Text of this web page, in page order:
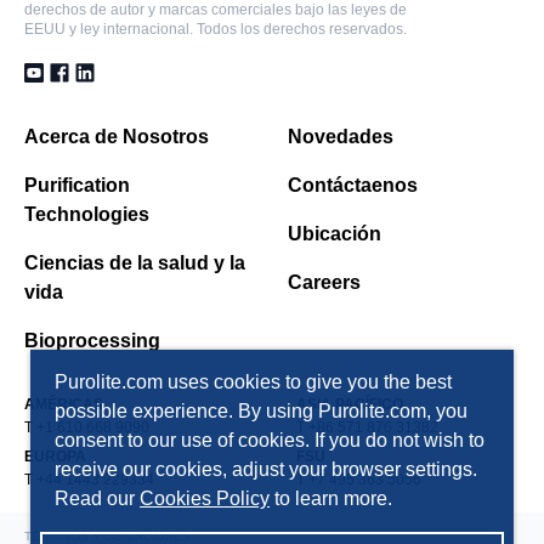
MN152
Adsorbent Resin, Weak Base Functionality, Forma
MN200
Hyper-crosslinked Polystyrenic Macroporoso, Resina
Hyper-crosslinked Polystyrenic Macroporoso, Resina
adsorbente, Forma no-iónico
MN502
Hyper-crosslinked Polystyrenic Macroporoso,
Purolite.com uses cookies to give you the best
possible experience. By using Purolite.com, you
consent to our use of cookies. If you do not wish to
receive our cookies, adjust your browser settings.
Read our Cookies Policy to learn more.
derechos de autor y marcas comerciales bajo las leyes de
EEUU y ley internacional. Todos los derechos reservados.
Acerca de Nosotros
Purification
Technologies
Ciencias de la salud y la
vida
Bioprocessing
Novedades
Contáctaenos
Ubicación
Careers
AMÉRICAS
T +1 610 668 9090
ASIA PACÍFICO
EUROPA
T +44 1443 229334
T +7 495 363 5056
TÉRMINOS Y CONDICIONES